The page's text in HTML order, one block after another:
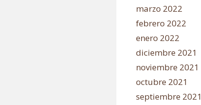
marzo 2022
febrero 2022
enero 2022
diciembre 2021
noviembre 2021
octubre 2021
septiembre 2021